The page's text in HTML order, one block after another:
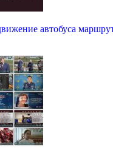
автобуса